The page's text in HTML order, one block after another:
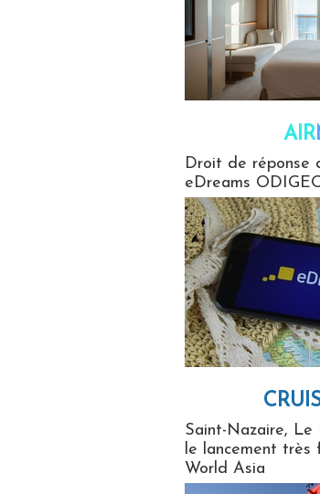
AIR
Droit de réponse
eDreams
Saint-Nazaire, Le
le lancement très
World Asia